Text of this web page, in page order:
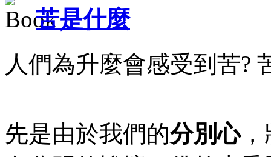
苦是什麼
人們為升麼會感受到苦?
先是由於我們的分別心，